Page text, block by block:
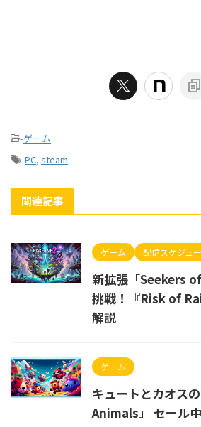
-ゲーム
-PC, steam
関連記事
ゲーム 配信スケジュ
新拡張「Seekers
挑戦！『Risk of
解説
ゲーム
キュートとカオス
Animals」 セール中